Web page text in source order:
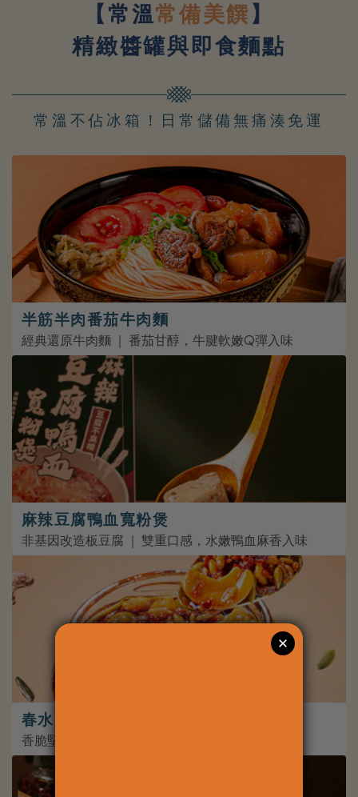
【常溫常備美饌】
精緻醬罐與即食麵點
常溫不佔冰箱！日常儲備無痛湊免運
半筋半肉番茄牛肉麵
經典還原牛肉麵 ｜ 番茄甘醇，牛腱軟嫩Q彈入味
麻辣豆腐鴨血寬粉煲
非基因改造板豆腐 ｜ 雙重口感，水嫩鴨血麻香入味
春水脆脆堅果辣醬
香脆堅果顆粒多 ｜ 層層鮮辣完美包裹